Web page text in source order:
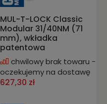
MUL-T-LOCK Classic
Modular 31/40NM (71
mm), wkładka
patentowa
chwilowy brak towaru -
oczekujemy na dostawę
627,30 zł